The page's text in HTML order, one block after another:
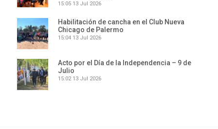
15:05 13 Jul 2026
Habilitación de cancha en el Club Nueva
Chicago de Palermo
15:04 13 Jul 2026
Acto por el Día de la Independencia – 9 de
Julio
15:02 13 Jul 2026